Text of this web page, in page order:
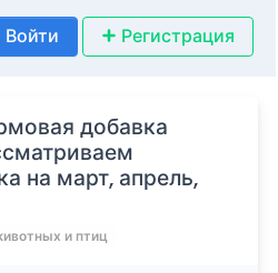
Войти Регистрация
добавка
на март, апрель,
и птиц